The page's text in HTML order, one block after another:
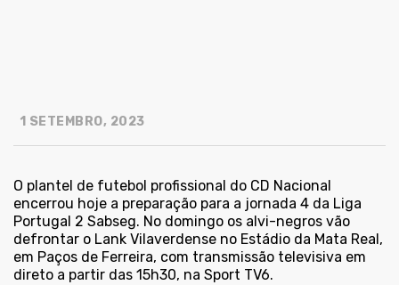
1 SETEMBRO, 2023
O plantel de futebol profissional do CD Nacional
encerrou hoje a preparação para a jornada 4 da Liga
Portugal 2 Sabseg. No domingo os alvi-negros vão
defrontar o Lank Vilaverdense no Estádio da Mata Real,
em Paços de Ferreira, com transmissão televisiva em
direto a partir das 15h30, na Sport TV6.